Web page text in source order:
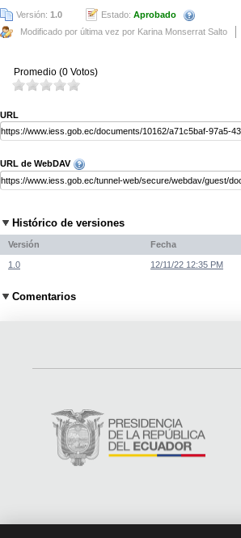
Versión: 1.0 Estado: Aprobado
Modificado por última vez por Karina Monserrat Salto
Promedio (0 Votos)
URL
URL de WebDAV
Histórico de versiones
Versión Fecha
1.0 12/11/22 12:35 PM
Comentarios